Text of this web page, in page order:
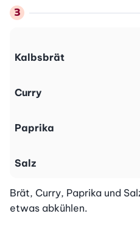
Kalbsbrät
Curry
Paprika
Salz
Brät, Curry, Paprika und
etwas abkühlen.